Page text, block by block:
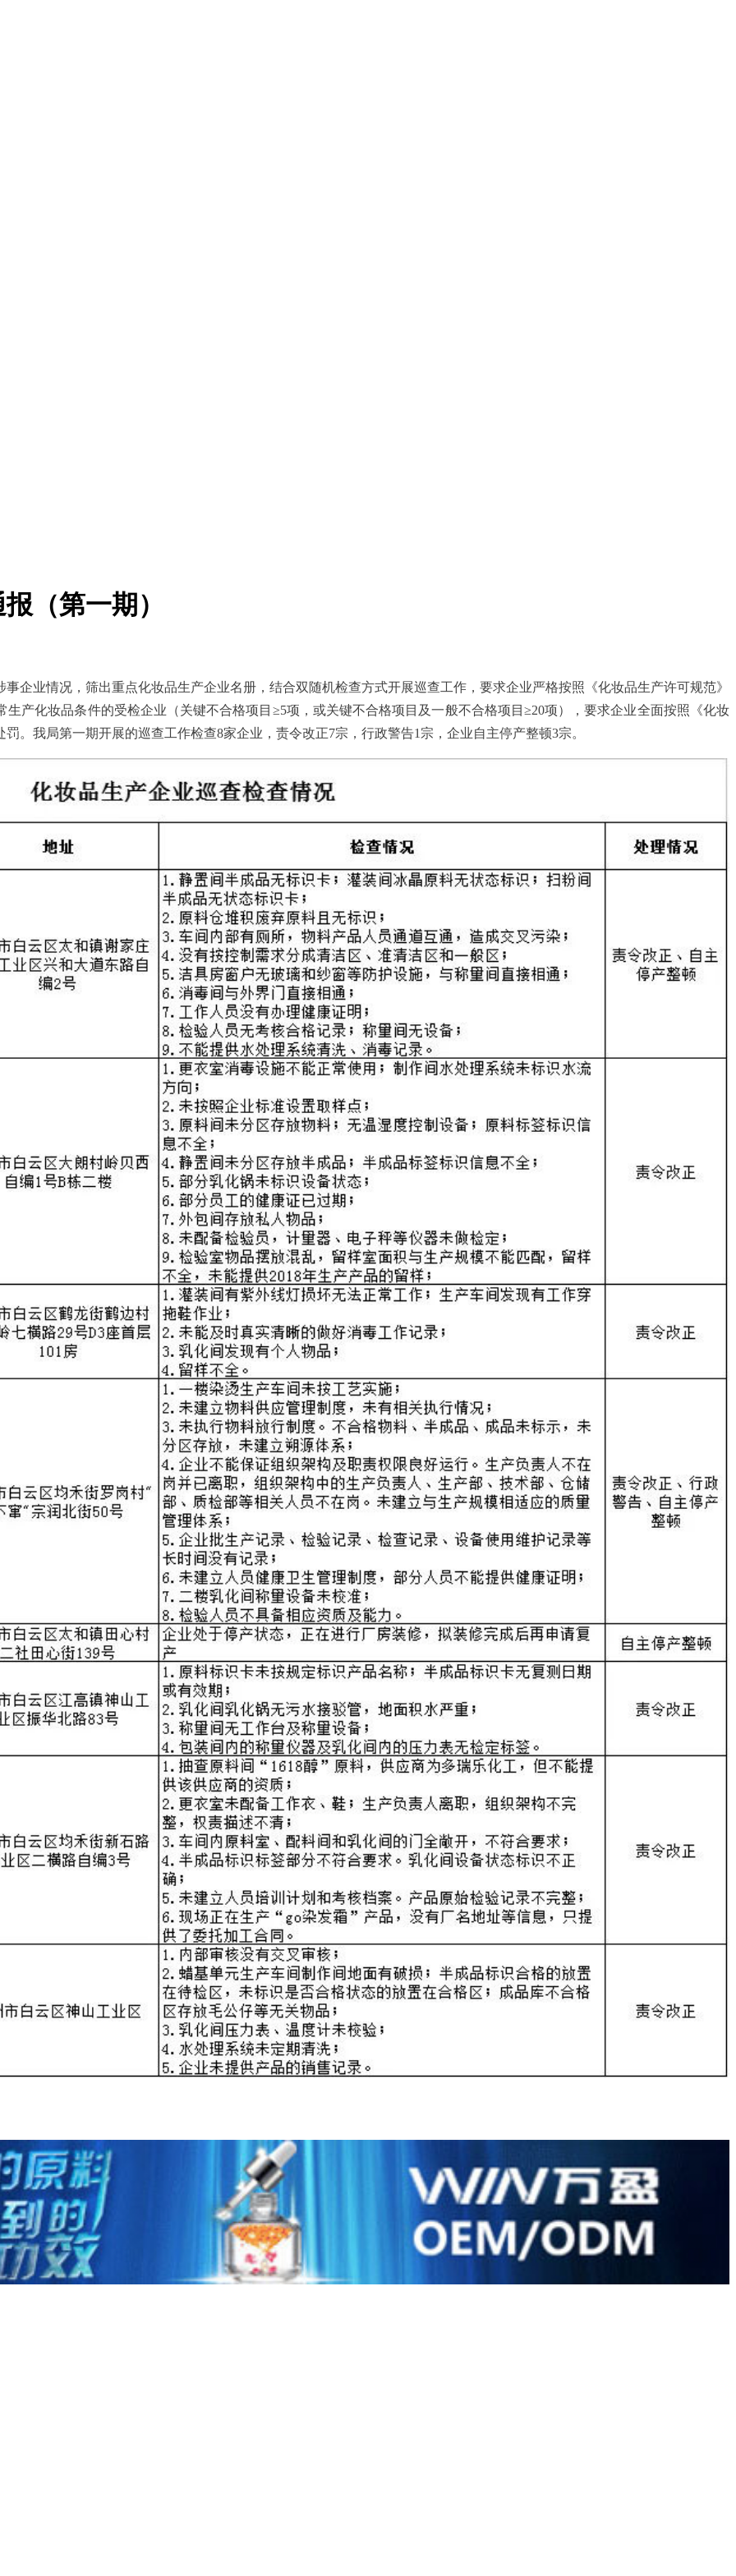
（第一期）
企业情况，筛出重点化妆品生产企业名册，结合双随机检查方式开展巡查工作，要求企业严格按照《化妆品生产许可规范》
产化妆品条件的受检企业（关键不合格项目≥5项，或关键不合格项目及一般不合格项目≥20项），要求企业全面按照《化妆
。 我局第一期开展的巡查工作检查8家企业，责令改正7宗，行政警告1宗，企业自主停产整顿3宗。